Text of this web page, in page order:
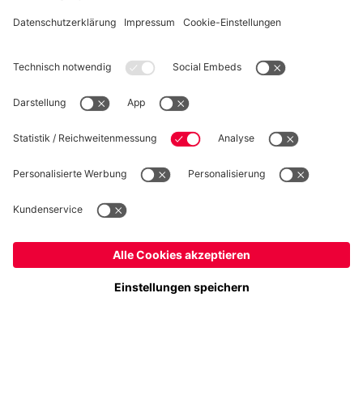
WIDERRUF
Datenschutz
Cookie Details
Preise inklusive MwSt. und zzgl. Versandkosten
© FC Bayern München AG
FC Bayern München AG, Säbener Str. 51-57, 81547 München
Ja,Deutschland, um dorthin zu liefern!
Nein,Global, um dorthin zu liefern!